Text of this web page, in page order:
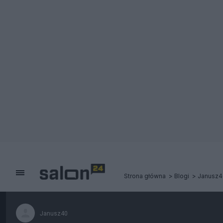
Strona główna Blogi
Janusz40